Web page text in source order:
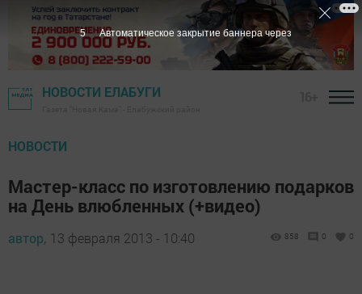
НОВОСТИ ЕЛАБУГИ
НОВОСТИ
Мастер-класс по изготовлению подарков
на День влюбленных (+видео)
автор, 13 февраля 2013 - 10:40 858 0 0
4 Автоматическое закрытие баннера через